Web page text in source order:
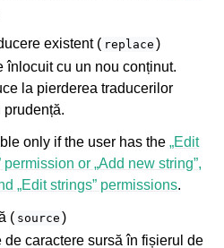
existent ( replace )
înlocuit cu un nou conținut.
la pierderea traducerilor
prudență.
only if the user has the „Edit
or „Add new string”,
„Edit strings” permissions.
( source )
caractere sursă în fișierul de